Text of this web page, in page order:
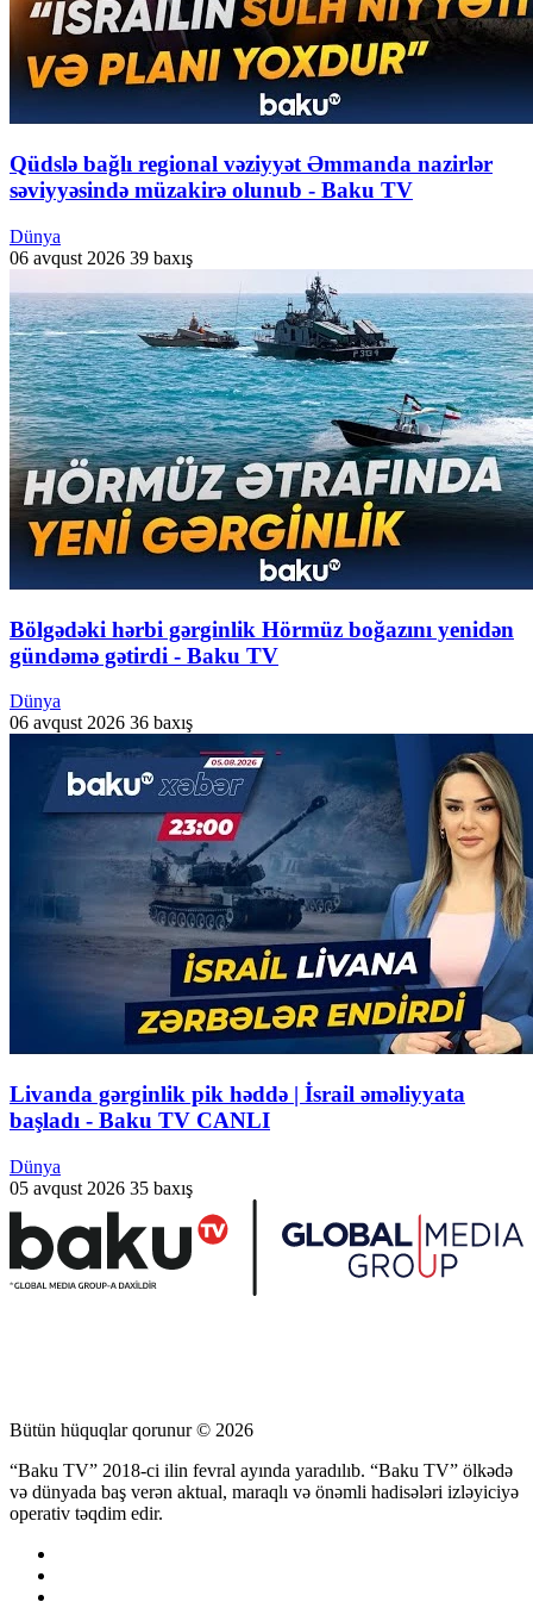
Qüdslə bağlı regional vəziyyət Əmmanda nazirlər
səviyyəsində müzakirə olunub - Baku TV
Dünya
06 avqust 2026 39 baxış
Bölgədəki hərbi gərginlik Hörmüz boğazını yenidən
gündəmə gətirdi - Baku TV
Dünya
06 avqust 2026 36 baxış
Livanda gərginlik pik həddə | İsrail əməliyyata
başladı - Baku TV CANLI
Dünya
05 avqust 2026 35 baxış
Bütün hüquqlar qorunur © 2026
“Baku TV” 2018-ci ilin fevral ayında yaradılıb. “Baku TV” ölkədə
və dünyada baş verən aktual, maraqlı və önəmli hadisələri izləyiciyə
operativ təqdim edir.